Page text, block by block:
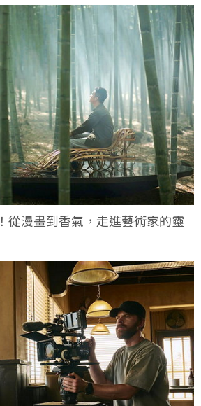
從漫畫到香氣，走進藝術家的靈